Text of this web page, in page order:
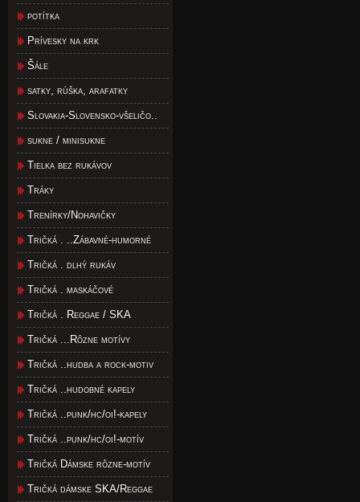
potítka
Prívesky na krk
Šále
satky, rúška, arafatky
Slovakia-Slovensko-všeličo..
sukne / minisukne
Tielka bez rukávov
Tráky
Trenírky/Nohavičky
Tričká . ..Zábavné-humorné
Tričká . dlhý rukáv
Tričká . maskáčové
Tričká . Reggae / SKA
Tričká ...Rôzne motívy
Tričká ..hudba a rock-motiv
Tričká ..hudobné kapely
Tričká ..punk/hc/oi!-kapely
Tričká ..punk/hc/oi!-motív
Tričká Dámske rôzne-motív
Tričká dámske SKA/Reggae